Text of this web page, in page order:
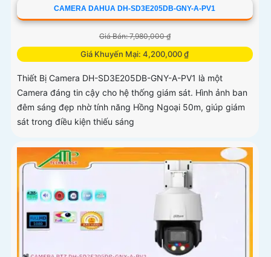
CAMERA DAHUA DH-SD3E205DB-GNY-A-PV1
Giá Bán: 7,980,000 ₫
Giá Khuyến Mại: 4,200,000 ₫
Thiết Bị Camera DH-SD3E205DB-GNY-A-PV1 là một
Camera đáng tin cậy cho hệ thống giám sát. Hình ảnh ban
đêm sáng đẹp nhờ tính năng Hồng Ngoại 50m, giúp giám
sát trong điều kiện thiếu sáng